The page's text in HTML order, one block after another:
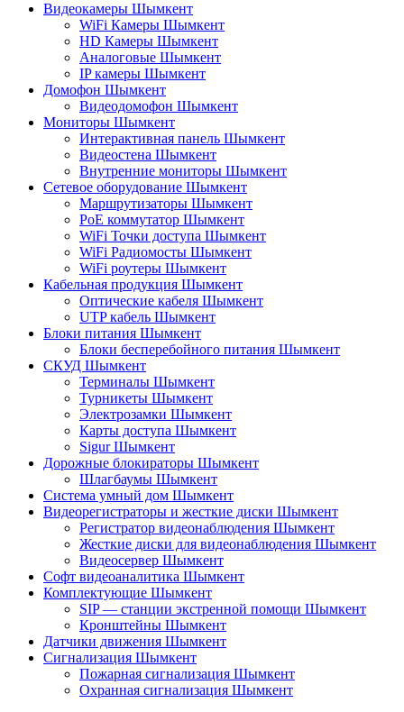
Видеокамеры Шымкент
WiFi Камеры Шымкент
HD Камеры Шымкент
Аналоговые Шымкент
IP камеры Шымкент
Домофон Шымкент
Видеодомофон Шымкент
Мониторы Шымкент
Интерактивная панель Шымкент
Видеостена Шымкент
Внутренние мониторы Шымкент
Сетевое оборудование Шымкент
Маршрутизаторы Шымкент
PoE коммутатор Шымкент
WiFi Точки доступа Шымкент
WiFi Радиомосты Шымкент
WiFi роутеры Шымкент
Кабельная продукция Шымкент
Оптические кабеля Шымкент
UTP кабель Шымкент
Блоки питания Шымкент
Блоки бесперебойного питания Шымкент
СКУД Шымкент
Терминалы Шымкент
Турникеты Шымкент
Электрозамки Шымкент
Карты доступа Шымкент
Sigur Шымкент
Дорожные блокираторы Шымкент
Шлагбаумы Шымкент
Система умный дом Шымкент
Видеорегистраторы и жесткие диски Шымкент
Регистратор видеонаблюдения Шымкент
Жесткие диски для видеонаблюдения Шымкент
Видеосервер Шымкент
Софт видеоаналитика Шымкент
Комплектующие Шымкент
SIP — станции экстренной помощи Шымкент
Кронштейны Шымкент
Датчики движения Шымкент
Сигнализация Шымкент
Пожарная сигнализация Шымкент
Охранная сигнализация Шымкент